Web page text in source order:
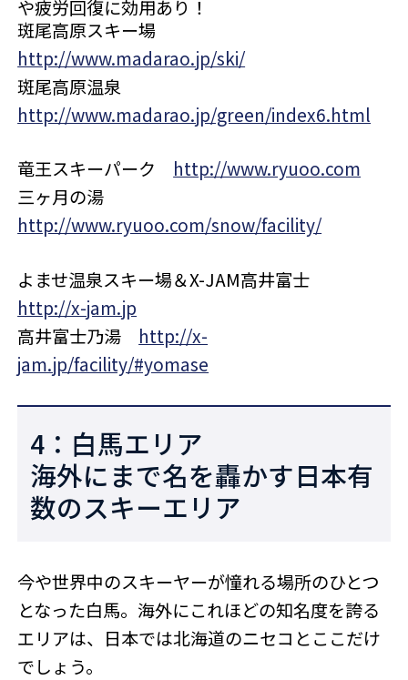
や疲労回復に効用あり！
斑尾高原スキー場
http://www.madarao.jp/ski/
斑尾高原温泉
http://www.madarao.jp/green/index6.html
竜王スキーパーク http://www.ryuoo.com
三ヶ月の湯
http://www.ryuoo.com/snow/facility/
よませ温泉スキー場＆X-JAM高井富士
http://x-jam.jp
高井富士乃湯 http://x-
jam.jp/facility/#yomase
4：白馬エリア
海外にまで名を轟かす日本有
数のスキーエリア
今や世界中のスキーヤーが憧れる場所のひとつ
となった白馬。海外にこれほどの知名度を誇る
エリアは、日本では北海道のニセコとここだけ
でしょう。